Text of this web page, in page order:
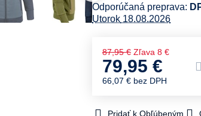
Utorok 18.08.2026
87,95 € Zľava 8 €
79,95 €
66,07 € bez DPH
Pridať k Obľúbeným